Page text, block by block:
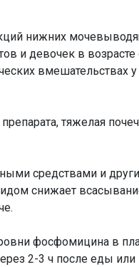
нижних
и девочек в
вмешательствах
тяжелая
средствами и
снижает
фосфомицина в
2-3 ч после еды